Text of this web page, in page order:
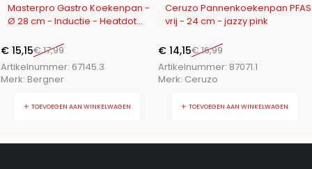
Masterpro Gastro Koekenpan -
Ø 28 cm - Inductie - Heatdot
duurzaam
€17,99
€ 15,15
Artikelnummer: 67145.3
Merk: Bergner
TOEVOEGEN AAN WINKELWAGEN
Ceruzo Pannenkoekenpan PFAS
vrij - 24 cm - jazzy pink
€16,99
€ 14,15
Artikelnummer: 87071.1
Merk: Ceruzo
TOEVOEGEN AAN WINKELWAGEN